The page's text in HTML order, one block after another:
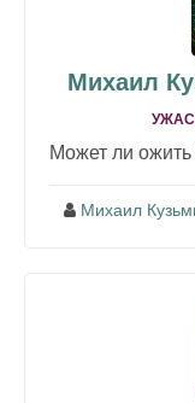
Михаил
Может ли ожить
Михаил